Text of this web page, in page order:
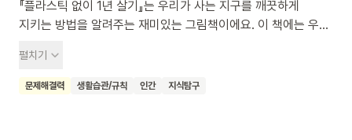
『플라스틱 없이 1년 살기』는 우리가 사는 지구를 깨끗하게
지키는 방법을 알려주는 재미있는 그림책이에요. 이 책에는 우리
방법들이 가득 담겨 있어요. 집에서, 유치원에서, 또는
놀이터에서 플라스틱을 줄이고 다른 물건들을 다시 쓸 수 있는
펼치기
문제해결력 생활습관/규칙 인간 지식탐구